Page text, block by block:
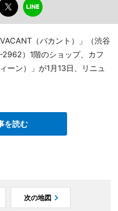
（バカント）」（渋谷
）1階のショップ、カフ
ーン）」が1月13日、リニュ
を読む
次の地図